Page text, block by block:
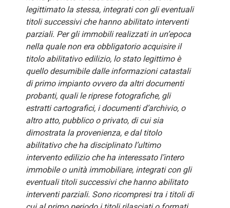
legittimato la stessa, integrati con gli eventuali
titoli successivi che hanno abilitato interventi
parziali. Per gli immobili realizzati in un’epoca
nella quale non era obbligatorio acquisire il
titolo abilitativo edilizio, lo stato legittimo è
quello desumibile dalle informazioni catastali
di primo impianto ovvero da altri documenti
probanti, quali le riprese fotografiche, gli
estratti cartografici, i documenti d’archivio, o
altro atto, pubblico o privato, di cui sia
dimostrata la provenienza, e dal titolo
abilitativo che ha disciplinato l’ultimo
intervento edilizio che ha interessato l’intero
immobile o unità immobiliare, integrati con gli
eventuali titoli successivi che hanno abilitato
interventi parziali. Sono ricompresi tra i titoli di